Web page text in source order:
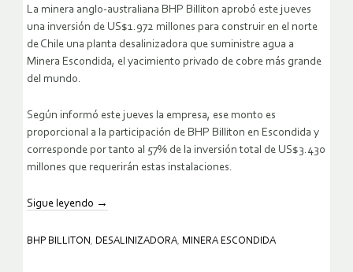
La minera anglo-australiana BHP Billiton aprobó este jueves
una inversión de US$1.972 millones para construir en el norte
de Chile una planta desalinizadora que suministre agua a
Minera Escondida, el yacimiento privado de cobre más grande
del mundo.
Según informó este jueves la empresa, ese monto es
proporcional a la participación de BHP Billiton en Escondida y
corresponde por tanto al 57% de la inversión total de US$3.430
millones que requerirán estas instalaciones.
Sigue leyendo →
BHP BILLITON , DESALINIZADORA, MINERA ESCONDIDA